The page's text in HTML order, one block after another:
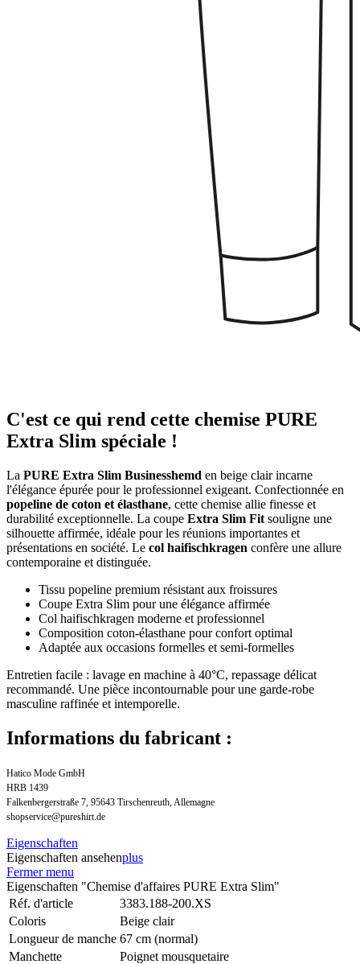
C'est ce qui rend cette chemise PURE
Extra Slim spéciale !
La PURE Extra Slim Businesshemd en beige clair incarne
l'élégance épurée pour le professionnel exigeant. Confectionnée en
popeline de coton et élasthane, cette chemise allie finesse et
durabilité exceptionnelle. La coupe Extra Slim Fit souligne une
silhouette affirmée, idéale pour les réunions importantes et
présentations en société. Le col haifischkragen confère une allure
contemporaine et distinguée.
Tissu popeline premium résistant aux froissures
Coupe Extra Slim pour une élégance affirmée
Col haifischkragen moderne et professionnel
Composition coton-élasthane pour confort optimal
Adaptée aux occasions formelles et semi-formelles
Entretien facile : lavage en machine à 40°C, repassage délicat
recommandé. Une pièce incontournable pour une garde-robe
masculine raffinée et intemporelle.
Informations du fabricant :
Hatico Mode GmbH
HRB 1439
Falkenbergerstraße 7, 95643 Tirschenreuth, Allemagne
shopservice@pureshirt.de
Eigenschaften
Eigenschaften ansehenplus
Fermer menu
Eigenschaften "Chemise d'affaires PURE Extra Slim"
Réf. d'article
3383.188-200.XS
Coloris
Beige clair
Longueur de manche 67 cm (normal)
Manchette
Poignet mousquetaire